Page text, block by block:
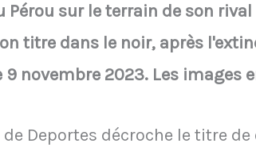
Pérou sur le terrain de son
titre dans le noir, après
novembre 2023. Les images
Deportes décroche le titre